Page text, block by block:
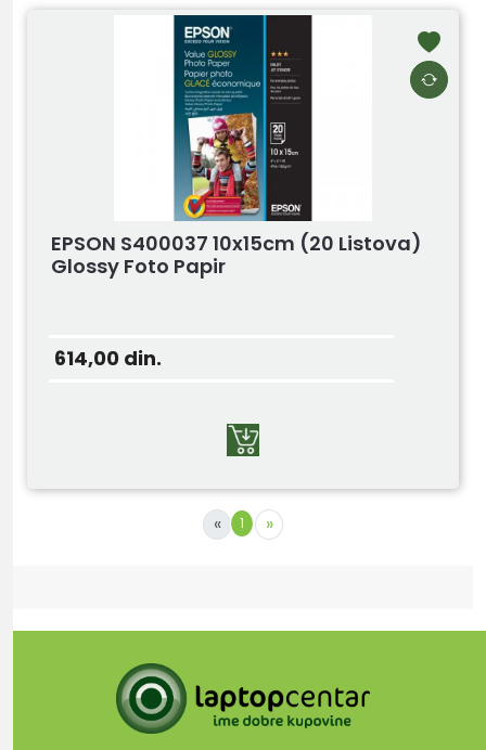
EPSON S400037 10x15cm (20 Listova)
Glossy Foto Papir
614,00 din.
« 1 »